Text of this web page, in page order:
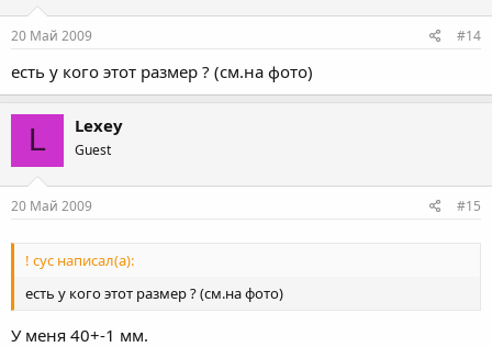
20 Май 2009 #14
есть у кого этот размер ? (см.на фото)
L Lexey
Guest
20 Май 2009 #15
! сус написал(а):
есть у кого этот размер ? (см.на фото)
У меня 40+-1 мм.